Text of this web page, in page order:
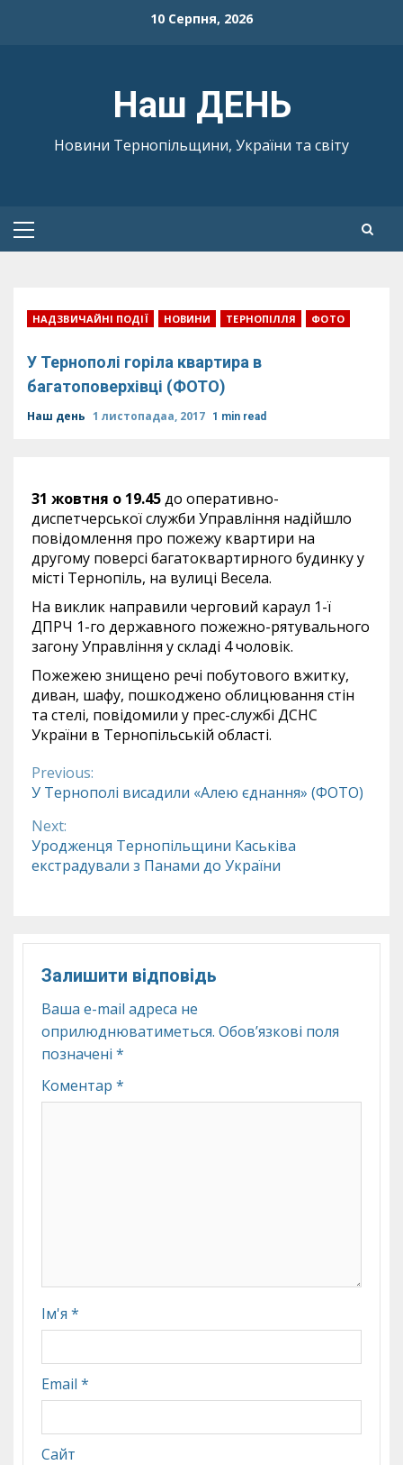
10 Серпня, 2026
Наш ДЕНЬ
Новини Тернопільщини, України та світу
Primary
НАДЗВИЧАЙНІ ПОДІЇ НОВИНИ ТЕРНОПІЛЛЯ ФОТО
У Тернополі горіла квартира в
багатоповерхівці (ФОТО)
Наш день 1 листопадаа, 2017 1 min read
31 жовтня о 19.45до оперативно-
диспетчерської служби Управління надійшло
повідомлення про пожежу квартири на
другому поверсі багатоквартирного будинку у
місті Тернопіль, на вулиці Весела.
На виклик направили черговий караул 1-ї
ДПРЧ 1-го державного пожежно-рятувального
загону Управління у складі 4 чоловік.
Пожежею знищено речі побутового вжитку,
диван, шафу, пошкоджено облицювання стін
та стелі, повідомили у прес-службі ДСНС
України в Тернопільській області.
Continue
Reading
Previous:
У Тернополі висадили «Алею єднання» (ФОТО)
Next:
Уродженця Тернопільщини Каськіва
екстрадували з Панами до України
Залишити відповідь
Ваша e-mail адреса не
оприлюднюватиметься. Обов’язкові поля
позначені *
Коментар *
Ім'я *
Email *
Сайт